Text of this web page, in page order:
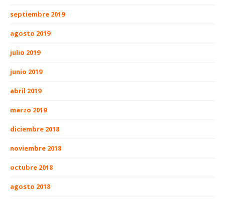
septiembre 2019
agosto 2019
julio 2019
junio 2019
abril 2019
marzo 2019
diciembre 2018
noviembre 2018
octubre 2018
agosto 2018